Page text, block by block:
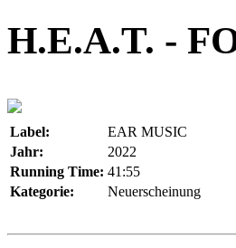
H.E.A.T. -
Label:
EAR MUSIC
Jahr:
2022
Running Time: 41:55
Kategorie:
Neuerscheinung